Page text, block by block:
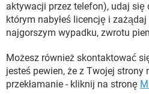
aktywacji przez telefon), udaj się
którym nabyłeś licencję i
najgorszym wypadku, zwrotu
Możesz również skontaktować
jesteś pewien, że z Twojej strony
przekłamanie - kliknij na stronę